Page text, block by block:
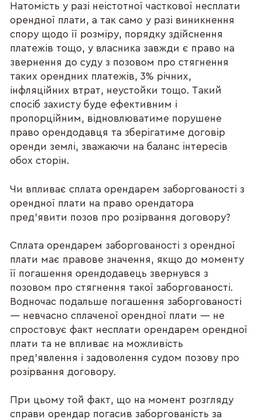
Натомість у разі неістотної часткової несплати
орендної плати, а так само у разі виникнення
спору щодо її розміру, порядку здійснення
платежів тощо, у власника завжди є право на
звернення до суду з позовом про стягнення
таких орендних платежів, 3% річних,
інфляційних втрат, неустойки тощо. Такий
спосіб захисту буде ефективним і
пропорційним, відновлюватиме порушене
право орендодавця та зберігатиме договір
оренди землі, зважаючи на баланс інтересів
обох сторін.
Чи впливає сплата орендарем заборгованості з
орендної плати на право орендатора
пред’явити позов про розірвання договору?
Сплата орендарем заборгованості з орендної
плати має правове значення, якщо до моменту
її погашення орендодавець звернувся з
позовом про стягнення такої заборгованості.
Водночас подальше погашення заборгованості
— невчасно сплаченої орендної плати — не
спростовує факт несплати орендарем орендної
плати та не впливає на можливість
пред’явлення і задоволення судом позову про
розірвання договору.
При цьому той факт, що на момент розгляду
справи орендар погасив заборгованість за